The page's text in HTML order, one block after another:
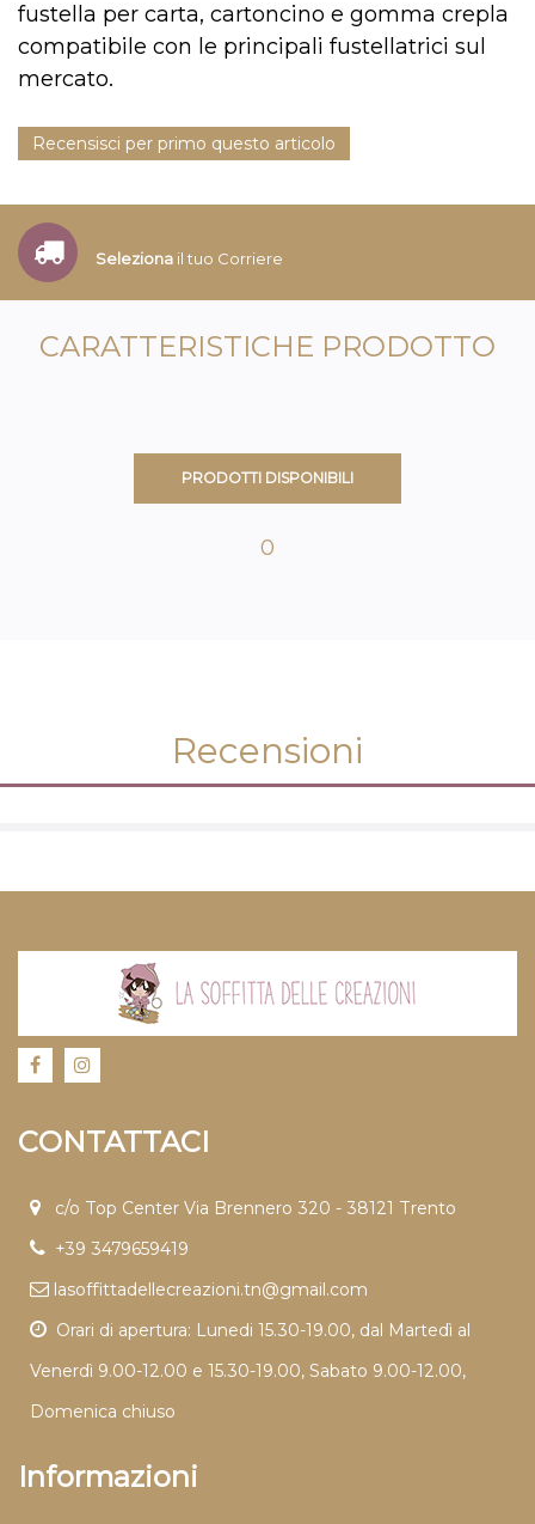
fustella per carta, cartoncino e gomma crepla
compatibile con le principali fustellatrici sul
mercato.
Recensisci per primo questo articolo
Seleziona il tuo Corriere
CARATTERISTICHE PRODOTTO
PRODOTTI DISPONIBILI
0
Recensioni
CONTATTACI
c/o Top Center Via Brennero 320 - 38121 Trento
+39 3479659419
lasoffittadellecreazioni.tn@gmail.com
Orari di apertura: Lunedi 15.30-19.00, dal Martedì al
Venerdì 9.00-12.00 e 15.30-19.00, Sabato 9.00-12.00,
Domenica chiuso
Informazioni